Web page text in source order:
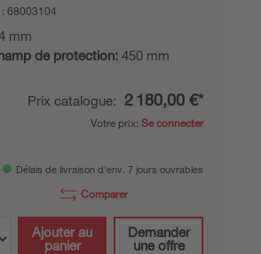
68003104
mm
de protection: 450 mm
Prix catalogue: 2 180,00 €*
Votre prix: Se connecter
Délais de livraison d'env. 7 jours ouvrables
Comparer
Ajouter au
panier
Demander
une offre